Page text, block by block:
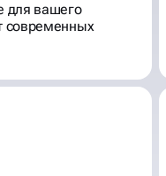
для вашего
современных